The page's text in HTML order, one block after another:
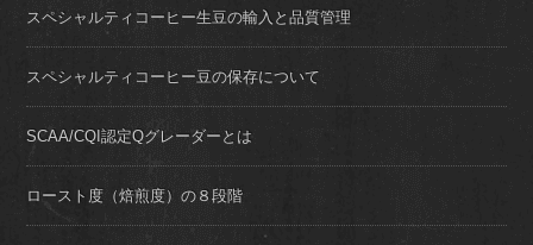
スペシャルティコーヒー生豆の輸入と品質管理
スペシャルティコーヒー豆の保存について
SCAA/CQI認定Qグレーダーとは
ロースト度（焙煎度）の８段階